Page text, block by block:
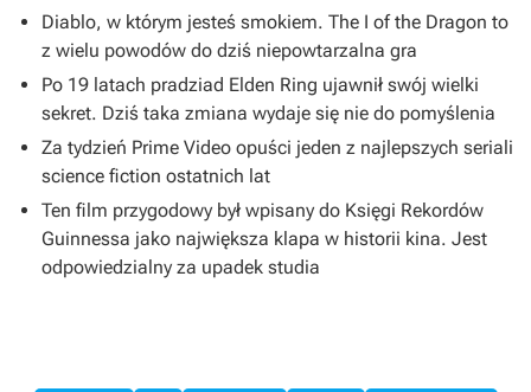
Diablo, w którym jesteś smokiem. The I of the Dragon to
z wielu powodów do dziś niepowtarzalna gra
Po 19 latach pradziad Elden Ring ujawnił swój wielki
sekret. Dziś taka zmiana wydaje się nie do pomyślenia
Za tydzień Prime Video opuści jeden z najlepszych seriali
science fiction ostatnich lat
Ten film przygodowy był wpisany do Księgi Rekordów
Guinnessa jako największa klapa w historii kina. Jest
odpowiedzialny za upadek studia